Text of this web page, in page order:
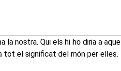
nostra. Qui els hi ho diria a
tot el significat del món per elles.